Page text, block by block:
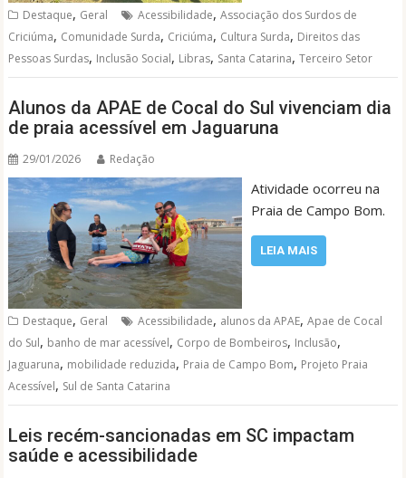
Destaque, Geral Acessibilidade,Associação dos Surdos de
Criciúma, Comunidade Surda, Criciúma, Cultura Surda, Direitos das
Pessoas Surdas, Inclusão Social, Libras, Santa Catarina,Terceiro Setor
Alunos da APAE de Cocal do Sul vivenciam dia
de praia acessível em Jaguaruna
29/01/2026 Redação
Atividade ocorreu na
Praia de Campo Bom.
LEIA MAIS
Destaque, Geral Acessibilidade, alunos da APAE,Apae de Cocal
do Sul, banho de mar acessível, Corpo de Bombeiros, Inclusão,
Jaguaruna, mobilidade reduzida, Praia de Campo Bom, Projeto Praia
Acessível, Sul de Santa Catarina
Leis recém-sancionadas em SC impactam
saúde e acessibilidade